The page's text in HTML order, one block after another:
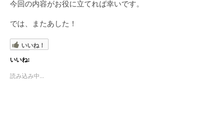
今回の内容がお役に立てれば幸いです。
では、またあした！
いいね！
いいね:
読み込み中...